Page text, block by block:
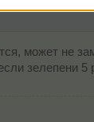
может не
зелепени